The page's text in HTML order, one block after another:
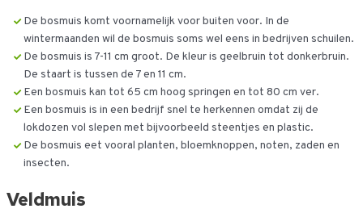
De bosmuis komt voornamelijk voor buiten voor. In de
wintermaanden wil de bosmuis soms wel eens in bedrijven schuilen.
De bosmuis is 7-11 cm groot. De kleur is geelbruin tot donkerbruin.
De staart is tussen de 7 en 11 cm.
Een bosmuis kan tot 65 cm hoog springen en tot 80 cm ver.
Een bosmuis is in een bedrijf snel te herkennen omdat zij de
lokdozen vol slepen met bijvoorbeeld steentjes en plastic.
De bosmuis eet vooral planten, bloemknoppen, noten, zaden en
insecten.
Veldmuis